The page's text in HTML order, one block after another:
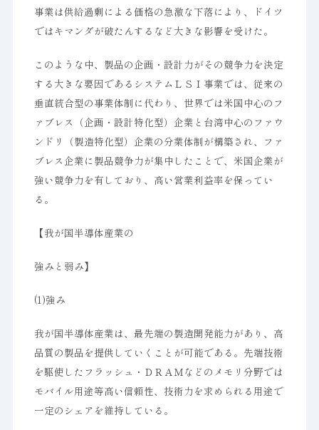
事業は供給過剰による価格の急激な下落により、ドイツ
ではキマンダが破たんするなど大きな影響を受けた。
このような中、製品の企画・設計力がその競争力を決定
する大きな要因であるシステムＬＳＩ事業では、従来の
垂直統合型の事業体制に代わり、世界では米国中心のフ
ァブレス（企画・設計特化型）企業と台湾中心のファウ
ンドリ（製造特化型）企業の分業体制が構築され、ファ
ブレス企業に製品競争力が集中したことで、米国企業が
強い競争力を有しており、高い営業利益率を保ってい
る。
【我が国半導体産業の
強みと弱み】
(1)強み
我が国半導体産業は、最先端の製造開発能力があり、高
品質の製品を提供していくことが可能である。先端技術
を駆使したフラッシュ・ＤＲＡＭなどのメモリ分野では
モバイル用途等高い信頼性、技術力を求められる用途で
一定のシェアを維持している。